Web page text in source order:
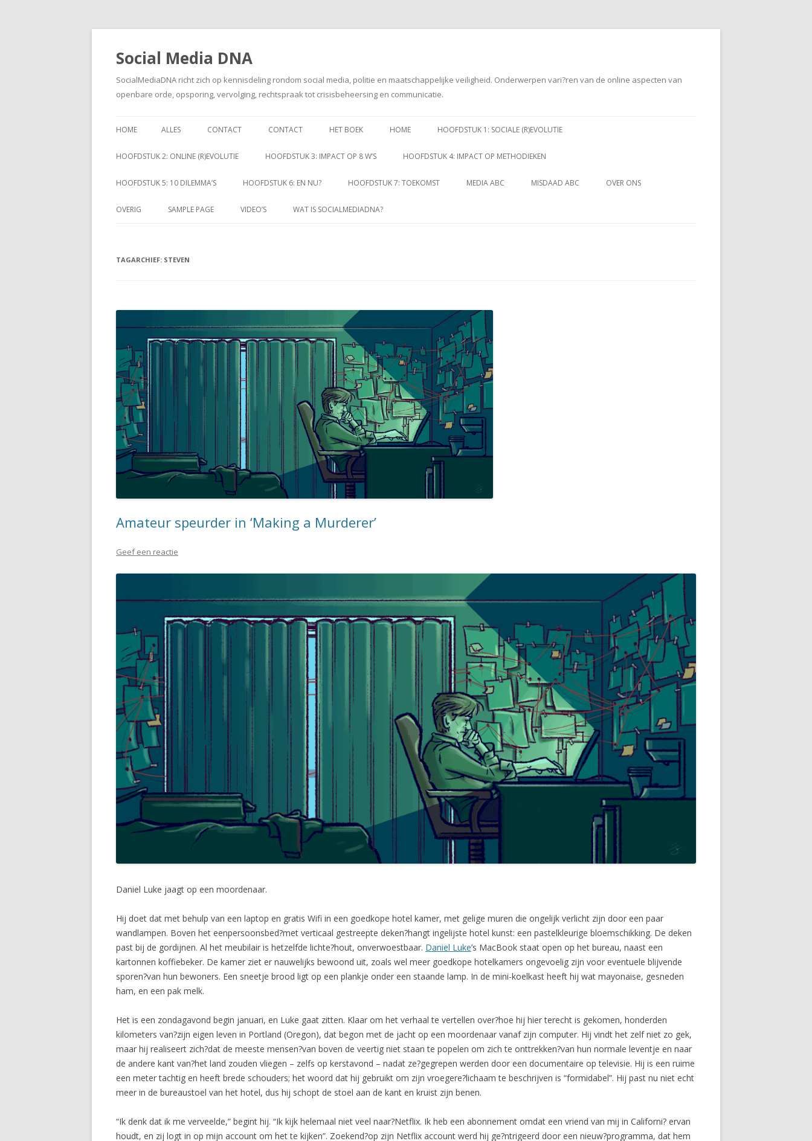
Social Media DNA
SocialMediaDNA richt zich op kennisdeling rondom social media, politie en maatschappelijke veiligheid. Onderwerpen vari?ren van de online aspecten van
openbare orde, opsporing, vervolging, rechtspraak tot crisisbeheersing en communicatie.
naar
HOME ALLES CONTACT CONTACT HET BOEK HOME HOOFDSTUK 1: SOCIALE (R)EVOLUTIE
HOOFDSTUK 2: ONLINE (R)EVOLUTIE HOOFDSTUK 3: IMPACT OP 8 W’S HOOFDSTUK 4: IMPACT OP METHODIEKEN
HOOFDSTUK 5: 10 DILEMMA’S HOOFDSTUK 6: EN NU? HOOFDSTUK 7: TOEKOMST MEDIA ABC MISDAAD ABC OVER ONS
OVERIG SAMPLE PAGE VIDEO’S WAT IS SOCIALMEDIADNA?
TAGARCHIEF: STEVEN
Amateur speurder in ‘Making a Murderer’
Geef een reactie
Daniel Luke jaagt op een moordenaar.
Hij doet dat met behulp van een laptop en gratis Wifi in een goedkope hotel kamer, met gelige muren die ongelijk verlicht zijn door een paar
wandlampen. Boven het eenpersoonsbed?met verticaal gestreepte deken?hangt ingelijste hotel kunst: een pastelkleurige bloemschikking. De deken
past bij de gordijnen. Al het meubilair is hetzelfde lichte?hout, onverwoestbaar. Daniel Luke’s MacBook staat open op het bureau, naast een
kartonnen koffiebeker. De kamer ziet er nauwelijks bewoond uit, zoals wel meer goedkope hotelkamers ongevoelig zijn voor eventuele blijvende
sporen?van hun bewoners. Een sneetje brood ligt op een plankje onder een staande lamp. In de mini-koelkast heeft hij wat mayonaise, gesneden
ham, en een pak melk.
Het is een zondagavond begin januari, en Luke gaat zitten. Klaar om het verhaal te vertellen over?hoe hij hier terecht is gekomen, honderden
kilometers van?zijn eigen leven in Portland (Oregon), dat begon met de jacht op een moordenaar vanaf zijn computer. Hij vindt het zelf niet zo gek,
maar hij realiseert zich?dat de meeste mensen?van boven de veertig niet staan te popelen om zich te onttrekken?van hun normale leventje en naar
de andere kant van?het land zouden vliegen – zelfs op kerstavond – nadat ze?gegrepen werden door een documentaire op televisie. Hij is een ruime
een meter tachtig en heeft brede schouders; het woord dat hij gebruikt om zijn vroegere?lichaam te beschrijven is “formidabel”. Hij past nu niet echt
meer in de bureaustoel van het hotel, dus hij schopt de stoel aan de kant en kruist zijn benen.
“Ik denk dat ik me verveelde,” begint hij. “Ik kijk helemaal niet veel naar?Netflix. Ik heb een abonnement omdat een vriend van mij in Californi? ervan
houdt, en zij logt in op mijn account om het te kijken”. Zoekend?op zijn Netflix account werd hij ge?ntrigeerd door een nieuw?programma, dat hem